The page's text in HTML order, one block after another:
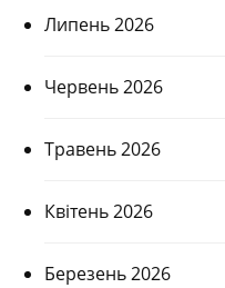
Липень 2026
Червень 2026
Травень 2026
Квітень 2026
Березень 2026